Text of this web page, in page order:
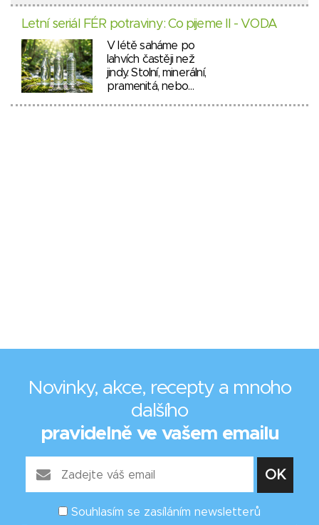
Letní seriál FÉR potraviny: Co pijeme II - VODA
V létě saháme po
lahvích častěji než
jindy. Stolní, minerální,
pramenitá, nebo…
Novinky, akce, recepty a mnoho
dalšího
pravidelně ve vašem emailu
Souhlasím se zasíláním newsletterů